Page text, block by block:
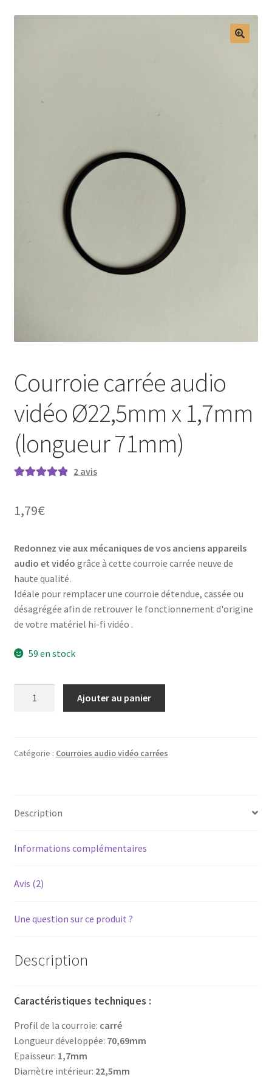
Courroie carrée audio
vidéo Ø22,5mm x 1,7mm
(longueur 71mm)
notations
2 avis
1,79€
Redonnez vie aux mécaniques de vos anciens appareils
audio et vidéo grâce à cette courroie carrée neuve de
haute qualité.
Idéale pour remplacer une courroie détendue, cassée ou
désagrégée afin de retrouver le fonctionnement d'origine
de votre matériel hi-fi vidéo .
59 en stock
audio
1,7mm
71mm)
Ajouter au panier
Catégorie : Courroies audio vidéo carrées
Description
Informations complémentaires
Avis (2)
Une question sur ce produit ?
Description
Caractéristiques techniques :
Profil de la courroie: carré
Longueur développée: 70,69mm
Epaisseur: 1,7mm
Diamètre intérieur: 22,5mm